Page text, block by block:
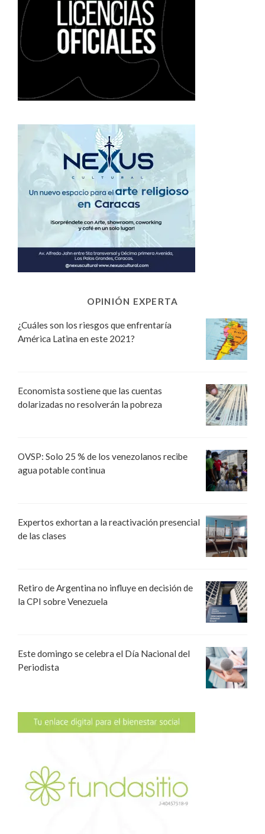
OPINIÓN EXPERTA
¿Cuáles son los riesgos que enfrentaría
América Latina en este 2021?
Economista sostiene que las cuentas
dolarizadas no resolverán la pobreza
OVSP: Solo 25 % de los venezolanos recibe
agua potable continua
Expertos exhortan a la reactivación presencial
de las clases
Retiro de Argentina no influye en decisión de
la CPI sobre Venezuela
Este domingo se celebra el Día Nacional del
Periodista